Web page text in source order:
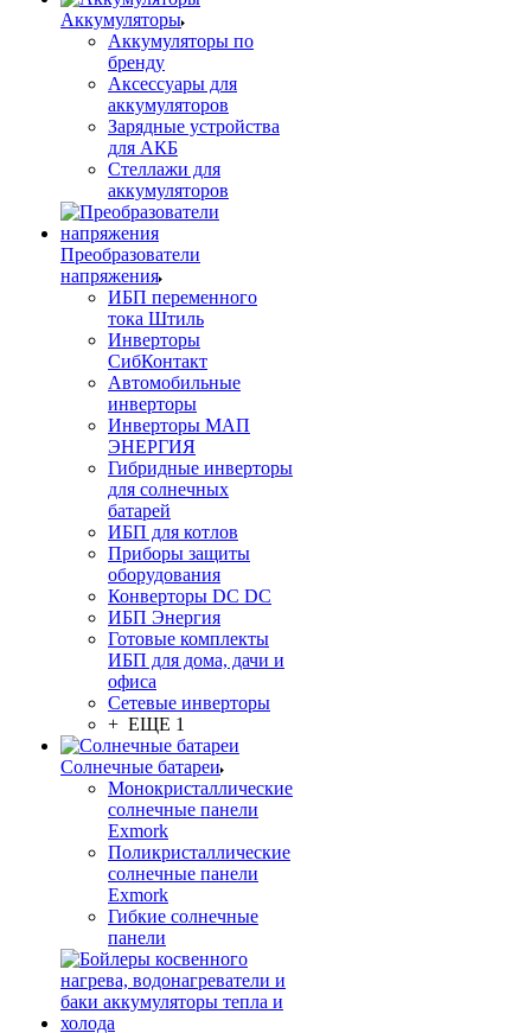
Аккумуляторы
Аккумуляторы по
бренду
Аксессуары для
аккумуляторов
Зарядные устройства
для АКБ
Стеллажи для
аккумуляторов
Преобразователи
напряжения
ИБП переменного
тока Штиль
Инверторы
СибКонтакт
Автомобильные
инверторы
Инверторы МАП
ЭНЕРГИЯ
Гибридные инверторы
для солнечных
батарей
ИБП для котлов
Приборы защиты
оборудования
Конверторы DC DC
ИБП Энергия
Готовые комплекты
ИБП для дома, дачи и
офиса
Сетевые инверторы
+ ЕЩЕ 1
Солнечные батареи
Монокристаллические
солнечные панели
Exmork
Поликристаллические
солнечные панели
Exmork
Гибкие солнечные
панели